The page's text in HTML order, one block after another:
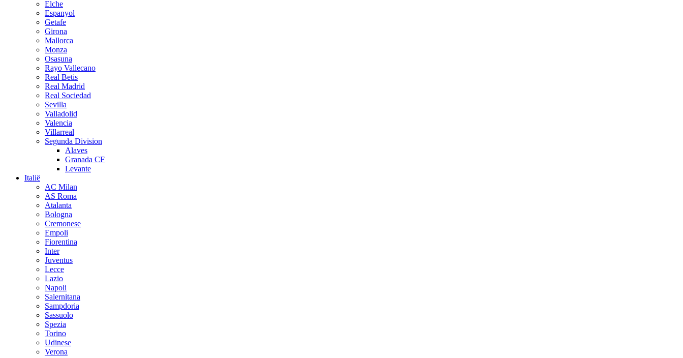
Elche
Espanyol
Getafe
Girona
Mallorca
Monza
Osasuna
Rayo Vallecano
Real Betis
Real Madrid
Real Sociedad
Sevilla
Valladolid
Valencia
Villarreal
Segunda Division
Alaves
Granada CF
Levante
Italië
AC Milan
AS Roma
Atalanta
Bologna
Cremonese
Empoli
Fiorentina
Inter
Juventus
Lecce
Lazio
Napoli
Salernitana
Sampdoria
Sassuolo
Spezia
Torino
Udinese
Verona